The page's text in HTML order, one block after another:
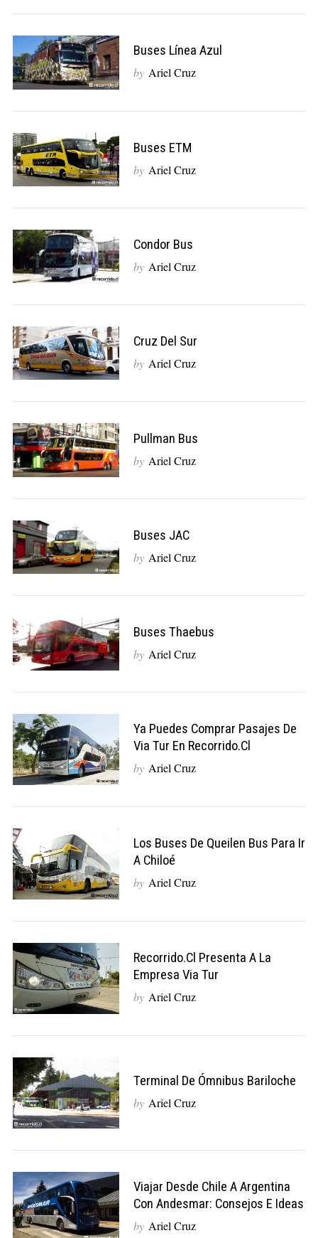
Buses Línea Azul
by Ariel Cruz
Buses ETM
by Ariel Cruz
Condor Bus
by Ariel Cruz
Cruz Del Sur
by Ariel Cruz
Pullman Bus
by Ariel Cruz
Buses JAC
by Ariel Cruz
Buses Thaebus
by Ariel Cruz
Ya Puedes Comprar Pasajes De
Via Tur En Recorrido.cl
by Ariel Cruz
Los Buses De Queilen Bus Para Ir
A Chiloé
by Ariel Cruz
Recorrido.cl Presenta A La
Empresa Via Tur
by Ariel Cruz
Terminal De Ómnibus Bariloche
by Ariel Cruz
Viajar Desde Chile A Argentina
Con Andesmar: Consejos E Ideas
by Ariel Cruz